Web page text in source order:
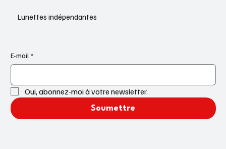
Lunettes indépendantes
E-mail *
Oui, abonnez-moi à votre newsletter.
Soumettre